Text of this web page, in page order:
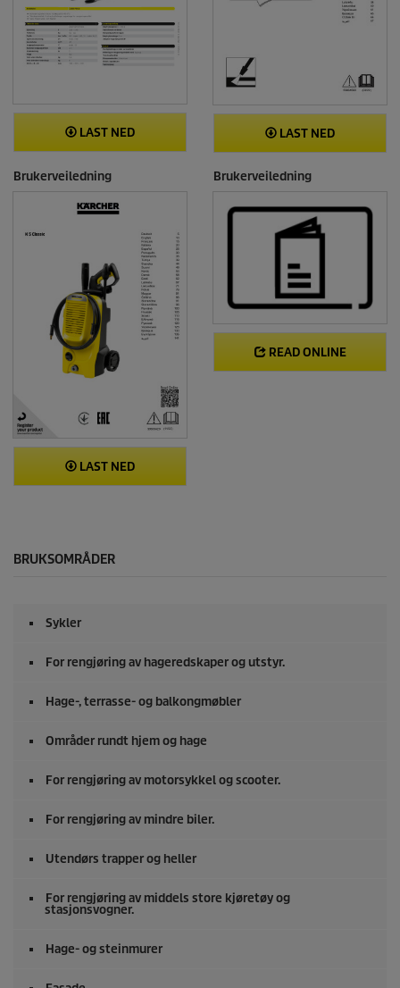
LAST NED LAST NED
Brukerveiledning
LAST NED
Brukerveiledning
READ ONLINE
BRUKSOMRÅDER
Sykler
For rengjøring av hageredskaper og utstyr.
Hage-, terrasse- og balkongmøbler
Områder rundt hjem og hage
For rengjøring av motorsykkel og scooter.
For rengjøring av mindre biler.
Utendørs trapper og heller
For rengjøring av middels store kjøretøy og
stasjonsvogner.
Hage- og steinmurer